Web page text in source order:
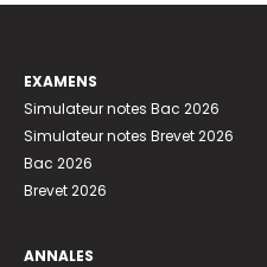
EXAMENS
Simulateur notes Bac 2026
Simulateur notes Brevet 2026
Bac 2026
Brevet 2026
ANNALES